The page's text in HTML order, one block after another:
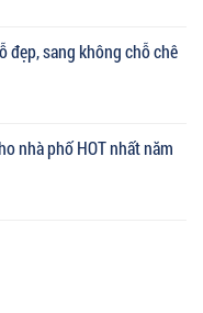
đẹp, sang không chỗ chê
nhà phố HOT nhất năm